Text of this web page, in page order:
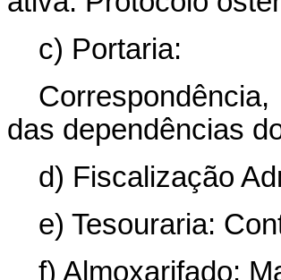
c) Portaria:
das dependências
d) Fiscalização
e) Tesouraria:
f) Almoxarifado: